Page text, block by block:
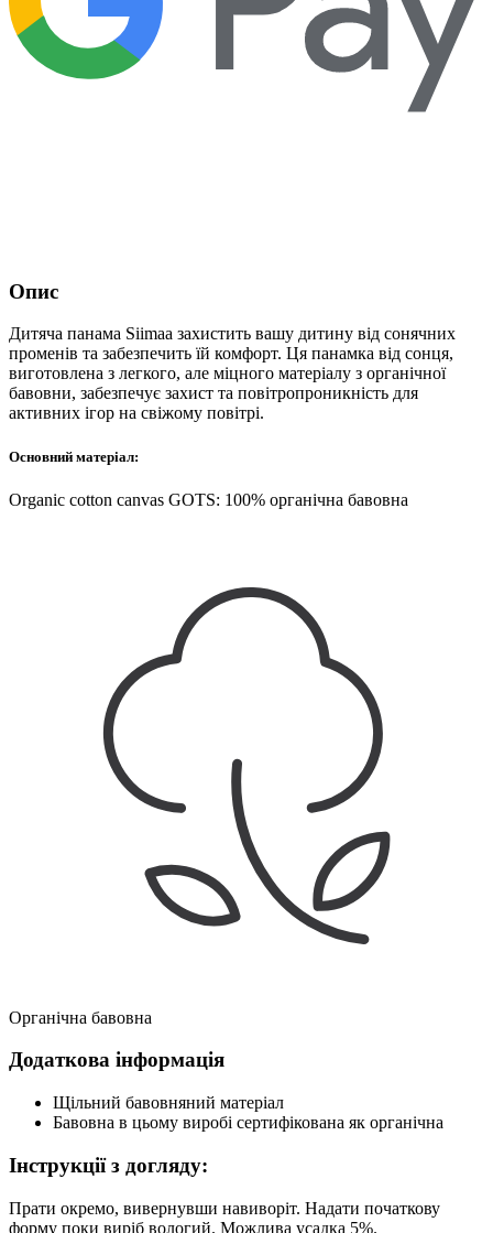
Опис
Дитяча панама Siimaa захистить вашу дитину від сонячних
променів та забезпечить їй комфорт. Ця панамка від сонця,
виготовлена з легкого, але міцного матеріалу з органічної
бавовни, забезпечує захист та повітропроникність для
активних ігор на свіжому повітрі.
Основний матеріал:
Organic cotton canvas GOTS: 100% органічна бавовна
Органічна бавовна
Додаткова інформація
Щільний бавовняний матеріал
Бавовна в цьому виробі сертифікована як органічна
Інструкції з догляду:
Прати окремо, вивернувши навиворіт. Надати початкову
форму поки виріб вологий. Можлива усадка 5%.